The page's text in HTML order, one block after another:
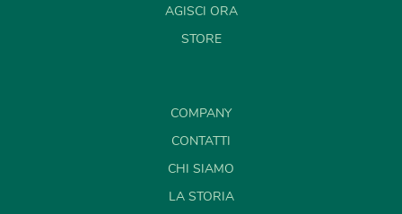
AGISCI ORA
STORE
COMPANY
CONTATTI
CHI SIAMO
LA STORIA